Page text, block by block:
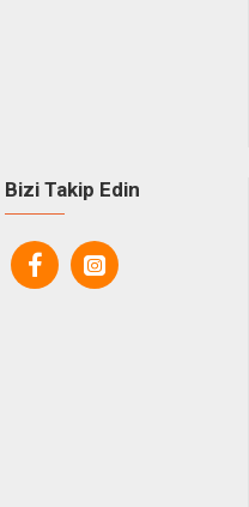
Bizi Takip Edin